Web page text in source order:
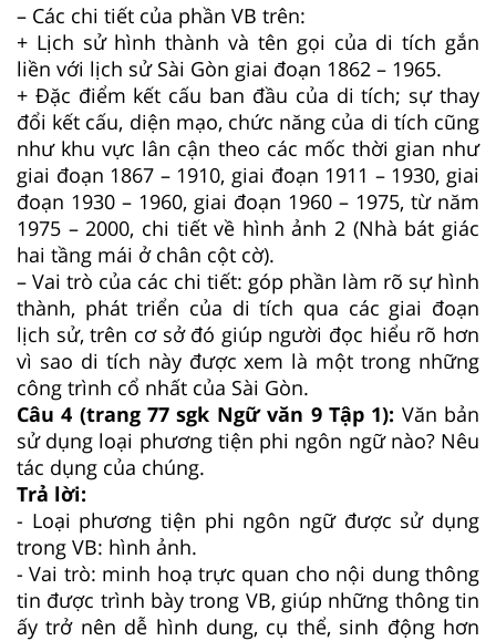
– Các chi tiết của phần VB trên:
+ Lịch sử hình thành và tên gọi của di tích gắn
liền với lịch sử Sài Gòn giai đoạn 1862 – 1965.
+ Đặc điểm kết cấu ban đầu của di tích; sự thay
đổi kết cấu, diện mạo, chức năng của di tích cũng
như khu vực lân cận theo các mốc thời gian như
giai đoạn 1867 – 1910, giai đoạn 1911 – 1930, giai
đoạn 1930 – 1960, giai đoạn 1960 – 1975, từ năm
1975 – 2000, chi tiết về hình ảnh 2 (Nhà bát giác
hai tầng mái ở chân cột cờ).
– Vai trò của các chi tiết: góp phần làm rõ sự hình
thành, phát triển của di tích qua các giai đoạn
lịch sử, trên cơ sở đó giúp người đọc hiểu rõ hơn
vì sao di tích này được xem là một trong những
công trình cổ nhất của Sài Gòn.
Câu 4 (trang 77 sgk Ngữ văn 9 Tập 1): Văn bản
sử dụng loại phương tiện phi ngôn ngữ nào? Nêu
tác dụng của chúng.
Trả lời:
- Loại phương tiện phi ngôn ngữ được sử dụng
trong VB: hình ảnh.
- Vai trò: minh hoạ trực quan cho nội dung thông
tin được trình bày trong VB, giúp những thông tin
ấy trở nên dễ hình dung, cụ thể, sinh động hơn